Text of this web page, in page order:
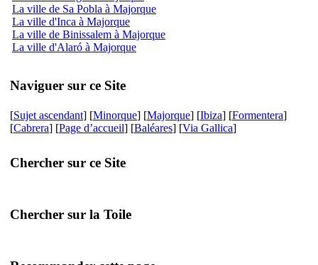
La ville de Sa Pobla à Majorque
La ville d'Inca à Majorque
La ville de Binissalem à Majorque
La ville d'Alaró à Majorque
Naviguer sur ce Site
[Sujet ascendant] [Minorque] [Majorque] [Ibiza] [Formentera]
[Cabrera] [Page d’accueil] [Baléares] [Via Gallica]
Chercher sur ce Site
Chercher sur la Toile